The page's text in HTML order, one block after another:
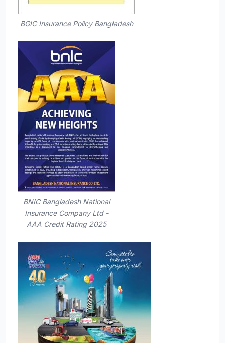
BGIC Insurance Policy Bangladesh
BNIC Bangladesh National
Insurance Company Ltd -
AAA Credit Rating 2025